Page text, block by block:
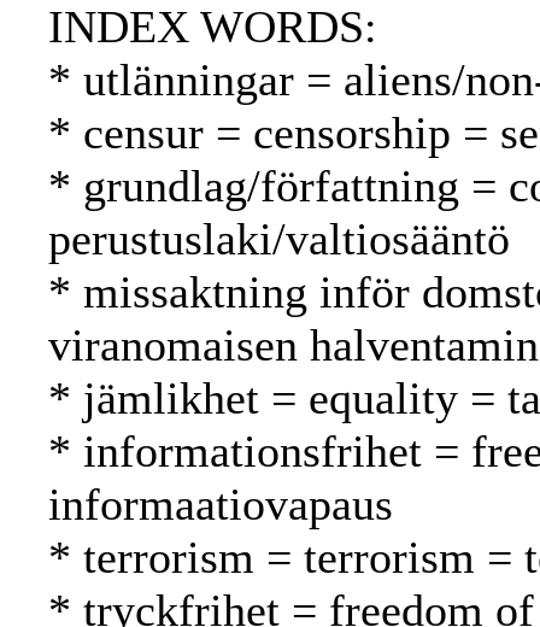
INDEX WORDS:
* utlänningar = aliens/
* censur = censorship =
* grundlag/författning =
perustuslaki/valtiosääntö
* missaktning inför
viranomaisen
* jämlikhet = equality =
* informationsfrihet =
informaatiovapaus
* terrorism = terrorism =
* tryckfrihet = freedom of